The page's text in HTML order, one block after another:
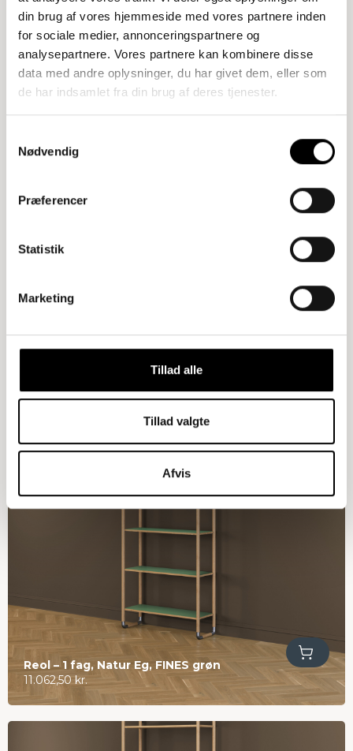
din brug af vores hjemmeside med vores partnere inden
for sociale medier, annonceringspartnere og
analysepartnere. Vores partnere kan kombinere disse
data med andre oplysninger, du har givet dem, eller som
de har indsamlet fra din brug af deres tjenester.
Nødvendig
Præferencer
Statistik
Marketing
Tillad alle
Tillad valgte
Afvis
Reol – 1 fag, Natur Eg, FINEX Sort
Tilføj til kurv
Reol bordplade – Natur Eg, FINEX Sort
2.300,00kr.
Tilføj til kurv
Reol – 1 fag, Natur Eg, FINES grøn
11.062,50kr.
Tilføj til kurv